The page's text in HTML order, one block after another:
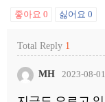
좋아요 0 싫어요 0
Total Reply 1
MH 2023-08-